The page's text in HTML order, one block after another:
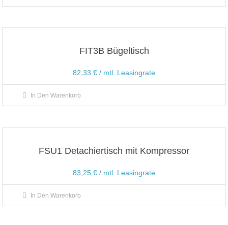
FIT3B Bügeltisch
82,33 € / mtl. Leasingrate
In Den Warenkorb
FSU1 Detachiertisch mit Kompressor
83,25 € / mtl. Leasingrate
In Den Warenkorb